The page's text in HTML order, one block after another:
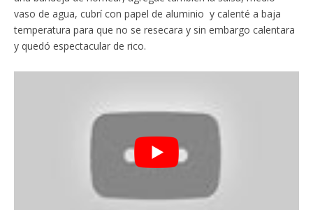
vaso de agua, cubrí con papel de aluminio y calenté a baja
temperatura para que no se resecara y sin embargo calentara
y quedó espectacular de rico.